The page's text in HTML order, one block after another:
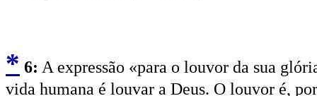
* 6: A expressão «para o louvor da sua
vida humana é louvar a Deus. O louvor é,